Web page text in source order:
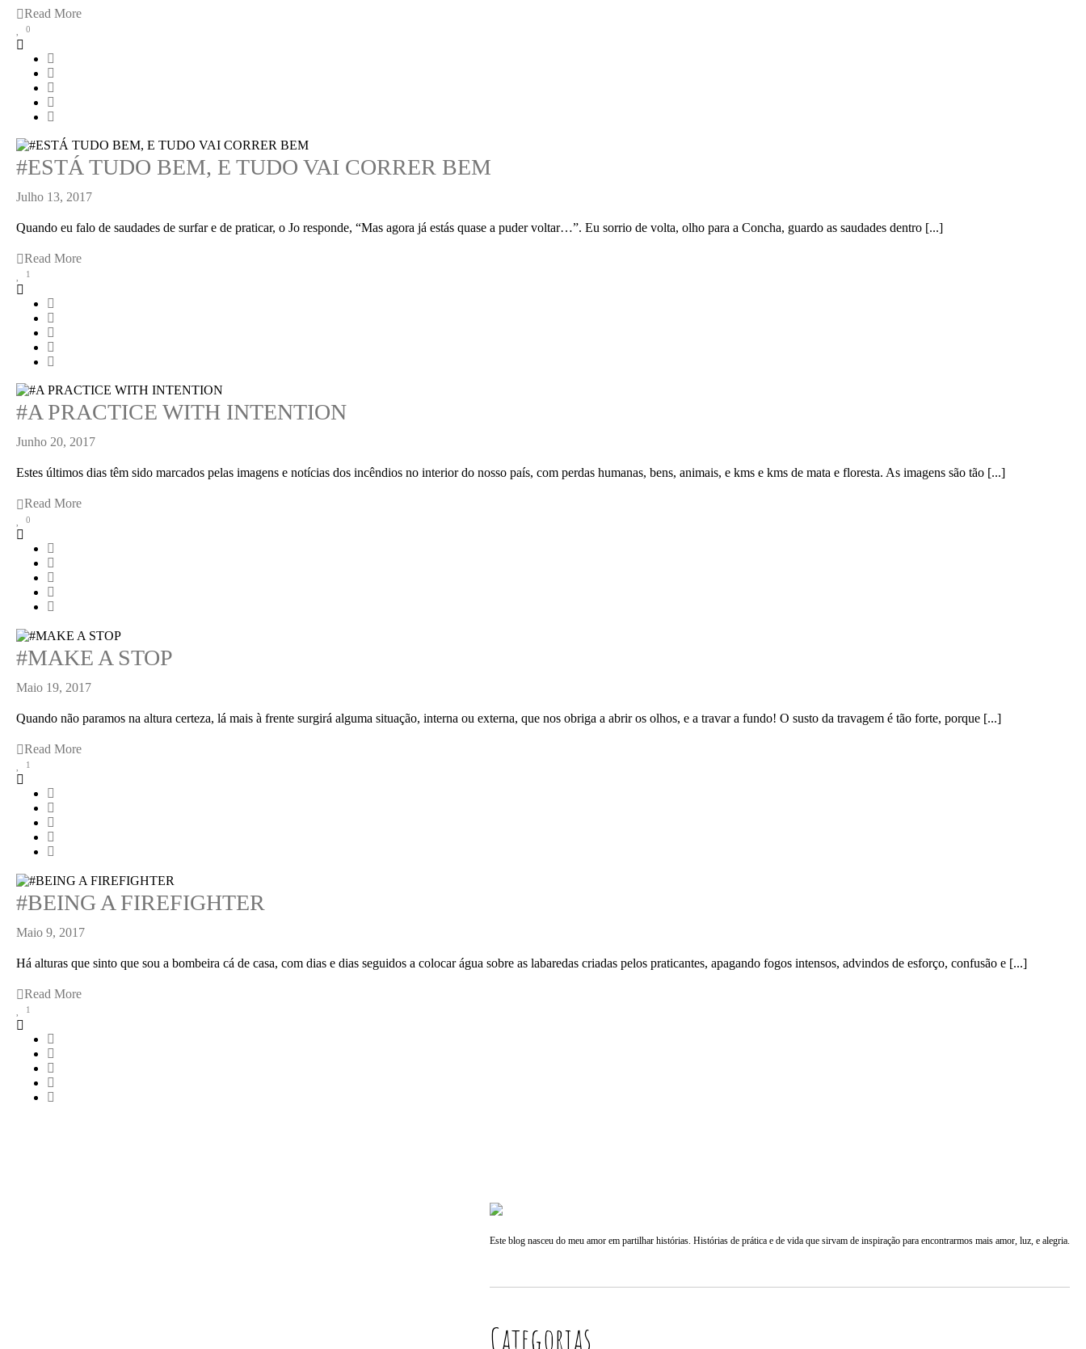
Read More
0
#ESTÁ TUDO BEM, E TUDO VAI CORRER BEM
Julho 13, 2017
Quando eu falo de saudades de surfar e de praticar, o Jo responde, “Mas agora já estás quase a puder voltar…”. Eu sorrio de volta, olho para a Concha, guardo as saudades dentro [...]
Read More
1
#A PRACTICE WITH INTENTION
Junho 20, 2017
Estes últimos dias têm sido marcados pelas imagens e notícias dos incêndios no interior do nosso país, com perdas humanas, bens, animais, e kms e kms de mata e floresta. As imagens são tão [...]
Read More
0
#MAKE A STOP
Maio 19, 2017
Quando não paramos na altura certeza, lá mais à frente surgirá alguma situação, interna ou externa, que nos obriga a abrir os olhos, e a travar a fundo! O susto da travagem é tão forte, porque [...]
Read More
1
#BEING A FIREFIGHTER
Maio 9, 2017
Há alturas que sinto que sou a bombeira cá de casa, com dias e dias seguidos a colocar água sobre as labaredas criadas pelos praticantes, apagando fogos intensos, advindos de esforço, confusão e [...]
Read More
1
Este blog nasceu do meu amor em partilhar histórias. Histórias de prática e de vida que sirvam de inspiração para encontrarmos mais amor, luz, e alegria.
Categorias